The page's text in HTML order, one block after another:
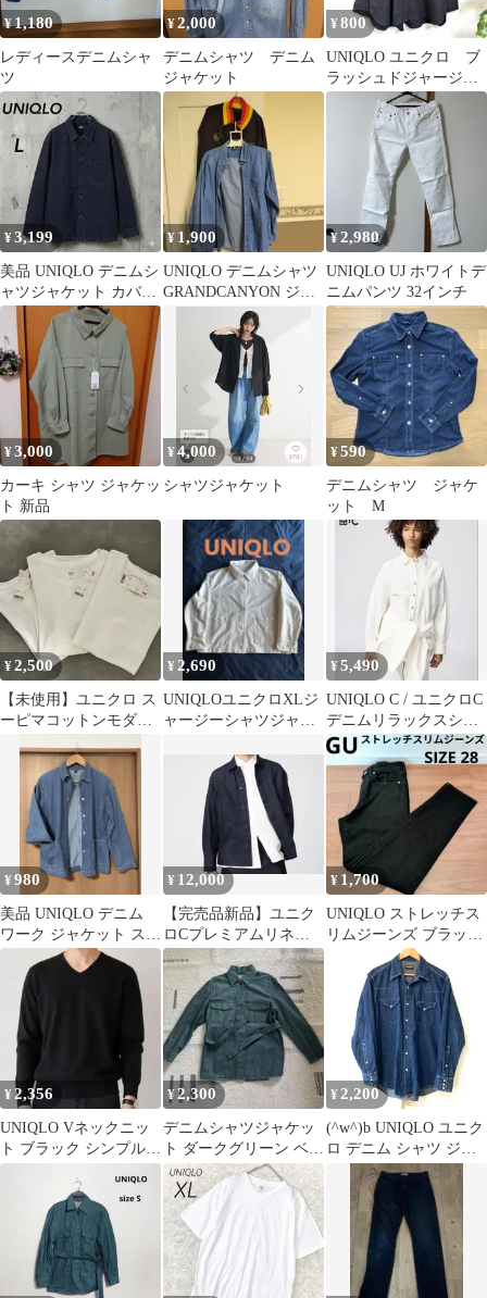
¥1,180
レディースデニムシャ
ツ
¥2,000
デニムシャツ デニム
ジャケット
¥ 800
UNIQLO ユニクロ ブ
ラッシュドジャージー
シャツジャケット 長
袖シャツ XL
¥3,199
美品 UNIQLO デニムシ
ャツジャケット カバー
オール L 濃紺
¥ 1,900
UNIQLO デニムシャツ
GRANDCANYON ジャ
ケット 2点セット
¥2,980
UNIQLO UJ ホワイトデ
ニムパンツ 32インチ
¥3,000
カーキ シャツ ジャケッ
ト 新品
¥4,000
シャツジャケット
¥590
デニムシャツ ジャケ
ット M
¥2,500
【未使用】ユニクロ ス
ーピマコットンモダー
ル クルーネックT 半袖
白3枚セット
¥ 2,690
UNIQLOユニクロXLジ
ャージーシャツジャケ
¥5,490
UNIQLO C / ユニクロC
デニムリラックスシャ
ツジャケット ホワイ
ト
¥980
美品 UNIQLO デニム
ワーク ジャケット スト
ライプ ユニクロ シャツ
¥ 12,000
【完売品新品】ユニク
ロCプレミアムリネン
シャツジャケット ネイ
ビー L
¥ 1,700
UNIQLO ストレッチス
リムジーンズ ブラック
スキニーデニムパンツ
¥2,356
UNIQLO Vネックニッ
ト ブラック シンプル
コットンブレンド ベー
¥2,300
デニムシャツジャケッ
ト ダークグリーン ベル
ト付き
¥ 2,200
(^w^)b UNIQLO ユニク
ロ デニム シャツ ジャ
ケット カバーオール ス
ナップボタン ジージャ
ン Gジャン コットン
100% 3341-903 カジュ
アル 春 オーバーサイズ
インディゴブルー メン
ズ サイズ L